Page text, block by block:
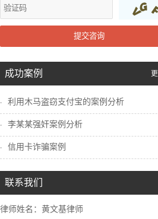
提交咨询
成功案例
利用木马盗窃支付宝的案例分析
李某某强奸案例分析
信用卡诈骗案例
联系我们
律师姓名：黄文基律师